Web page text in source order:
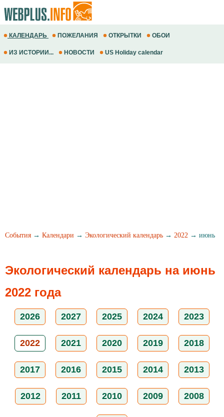
КАЛЕНДАРЬ ПОЖЕЛАНИЯ ОТКРЫТКИ ОБОИ
ИЗ ИСТОРИИ... НОВОСТИ US Holiday calendar
События → Календари → Экологический календарь → 2022 → июнь
Экологический календарь на июнь
2022 года
2026 2027 2025 2024 2023
2022 2021 2020 2019 2018
2017 2016 2015 2014 2013
2012 2011 2010 2009 2008